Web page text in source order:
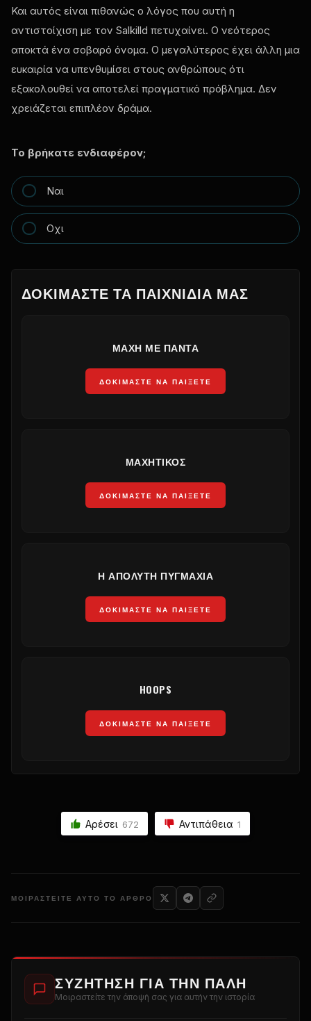
Και αυτός είναι πιθανώς ο λόγος που αυτή η
αντιστοίχιση με τον Salkilld πετυχαίνει. Ο νεότερος
αποκτά ένα σοβαρό όνομα. Ο μεγαλύτερος έχει άλλη μια
ευκαιρία να υπενθυμίσει στους ανθρώπους ότι
εξακολουθεί να αποτελεί πραγματικό πρόβλημα. Δεν
χρειάζεται επιπλέον δράμα.
Το βρήκατε ενδιαφέρον;
Ναι
Οχι
ΔΟΚΙΜΆΣΤΕ ΤΑ ΠΑΙΧΝΊΔΙΑ ΜΑΣ
ΜΆΧΗ ΜΕ ΠΆΝΤΑ
ΔΟΚΙΜΆΣΤΕ ΝΑ ΠΑΊΞΕΤΕ
ΜΑΧΗΤΙΚΌΣ
ΔΟΚΙΜΆΣΤΕ ΝΑ ΠΑΊΞΕΤΕ
Η ΑΠΌΛΥΤΗ ΠΥΓΜΑΧΊΑ
ΔΟΚΙΜΆΣΤΕ ΝΑ ΠΑΊΞΕΤΕ
HOOPS
ΔΟΚΙΜΆΣΤΕ ΝΑ ΠΑΊΞΕΤΕ
Αρέσει 672 Αντιπάθεια 1
ΜΟΙΡΑΣΤΕΊΤΕ ΑΥΤΌ ΤΟ ΆΡΘΡΟ
ΣΥΖΉΤΗΣΗ ΓΙΑ ΤΗΝ ΠΆΛΗ
Μοιραστείτε την άποψή σας για αυτήν την ιστορία